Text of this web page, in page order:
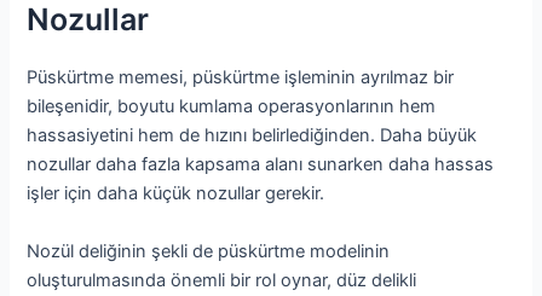
Nozullar
Püskürtme memesi, püskürtme işleminin ayrılmaz bir
bileşenidir, boyutu kumlama operasyonlarının hem
hassasiyetini hem de hızını belirlediğinden. Daha büyük
nozullar daha fazla kapsama alanı sunarken daha hassas
işler için daha küçük nozullar gerekir.
Nozül deliğinin şekli de püskürtme modelinin
oluşturulmasında önemli bir rol oynar, düz delikli